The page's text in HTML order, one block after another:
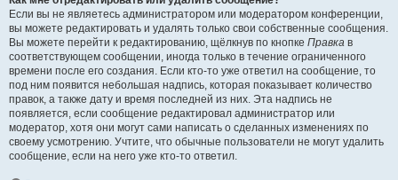
Если вы не являетесь администратором или модератором конференции,
вы можете редактировать и удалять только свои собственные сообщения.
Вы можете перейти к редактированию, щёлкнув по кнопке Правка в
соответствующем сообщении, иногда только в течение ограниченного
времени после его создания. Если кто-то уже ответил на сообщение, то
под ним появится небольшая надпись, которая показывает количество
правок, а также дату и время последней из них. Эта надпись не
появляется, если сообщение редактировал администратор или
модератор, хотя они могут сами написать о сделанных изменениях по
своему усмотрению. Учтите, что обычные пользователи не могут удалить
сообщение, если на него уже кто-то ответил.